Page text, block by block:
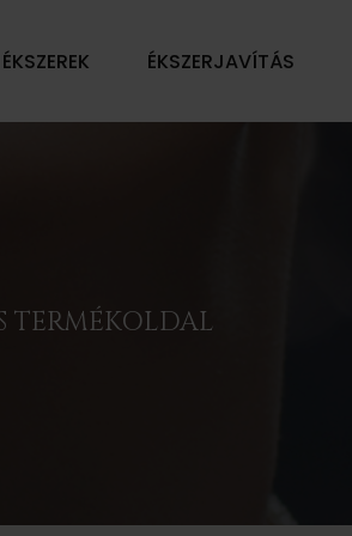
ÉKSZEREK ÉKSZERJAVÍTÁS
TERMÉKOLDAL